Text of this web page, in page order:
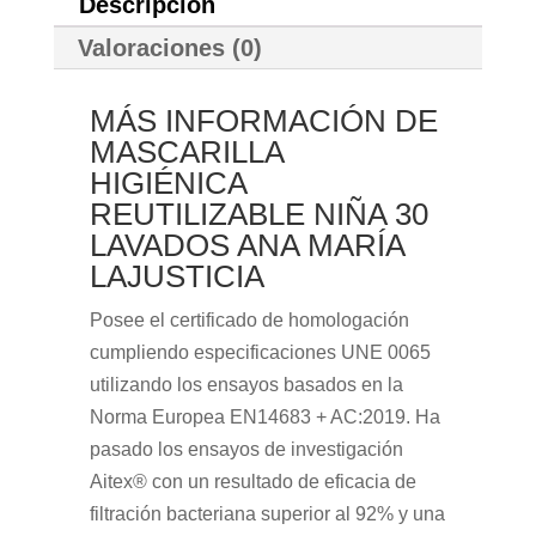
Valoraciones (0)
MÁS INFORMACIÓN DE
MASCARILLA
HIGIÉNICA
REUTILIZABLE NIÑA 30
LAVADOS ANA MARÍA
LAJUSTICIA
Posee el certificado de homologación
cumpliendo especificaciones UNE 0065
utilizando los ensayos basados en la
Norma Europea EN14683 + AC:2019. Ha
pasado los ensayos de investigación
Aitex® con un resultado de eficacia de
filtración bacteriana superior al 92% y una